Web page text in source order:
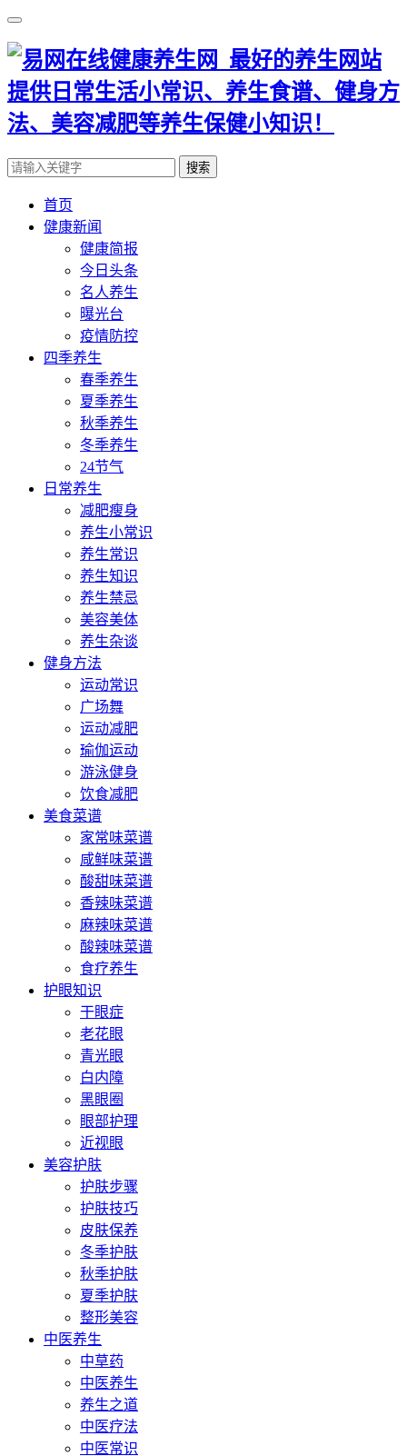
搜索
首页
健康新闻
健康简报
今日头条
名人养生
曝光台
疫情防控
四季养生
春季养生
夏季养生
秋季养生
冬季养生
24节气
日常养生
减肥瘦身
养生小常识
养生常识
养生知识
养生禁忌
美容美体
养生杂谈
健身方法
运动常识
广场舞
运动减肥
瑜伽运动
游泳健身
饮食减肥
美食菜谱
家常味菜谱
咸鲜味菜谱
酸甜味菜谱
香辣味菜谱
麻辣味菜谱
酸辣味菜谱
食疗养生
护眼知识
干眼症
老花眼
青光眼
白内障
黑眼圈
眼部护理
近视眼
美容护肤
护肤步骤
护肤技巧
皮肤保养
冬季护肤
秋季护肤
夏季护肤
整形美容
中医养生
中草药
中医养生
养生之道
中医疗法
中医常识